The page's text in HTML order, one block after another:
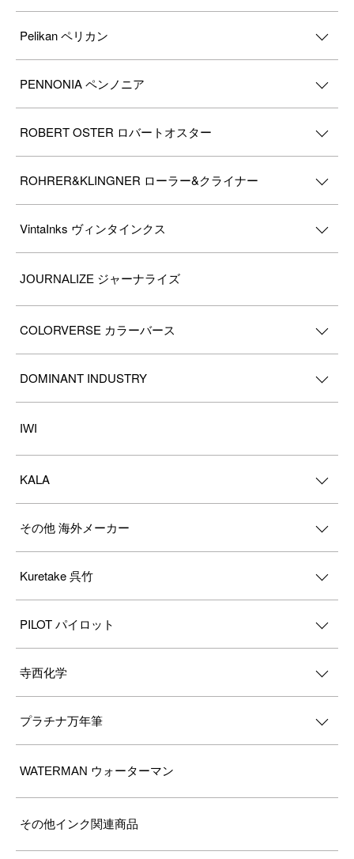
Pelikan ペリカン
PENNONIA ペンノニア
ROBERT OSTER ロバートオスター
ROHRER&KLINGNER ローラー&クライナー
VintaInks ヴィンタインクス
JOURNALIZE ジャーナライズ
COLORVERSE カラーバース
DOMINANT INDUSTRY
IWI
KALA
その他 海外メーカー
Kuretake 呉竹
PILOT パイロット
寺西化学
プラチナ万年筆
WATERMAN ウォーターマン
その他インク関連商品